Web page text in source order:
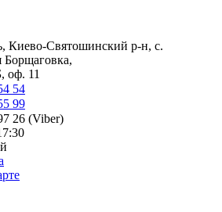
Киево-Святошинский р-н, c.
Борщаговка,
оф. 11
54
99
26 (Viber)